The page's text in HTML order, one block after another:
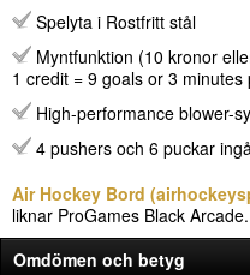
Spelyta i Rostfritt stål
Myntfunktion (10 kronor
1 credit = 9 goals or 3 minutes
High-performance blower-
4 pushers och 6 puckar
Air Hockey Bord
liknar ProGames Black Arcade.
Omdömen och betyg